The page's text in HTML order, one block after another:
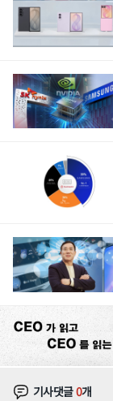
기사댓글0개